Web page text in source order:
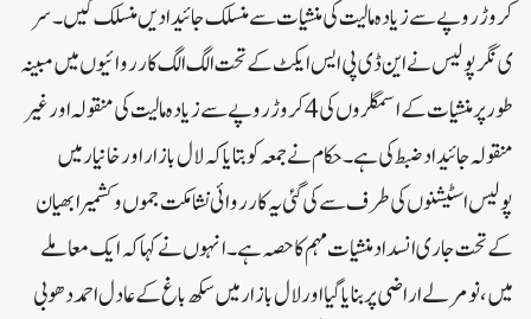
کروڑ روپے سے زیادہ مالیت کی منشیات سے منسلک جائیدادیں منسلک کیں۔سر
ی نگر پولیس نے این ڈی پی ایس ایکٹ کے تحت الگ الگ کارروائیوں میں مبینہ
طور پر منشیات کے اسمگلروں کی 4 کروڑ روپے سے زیادہ مالیت کی منقولہ اور غیر
منقولہ جائیداد ضبط کی ہے۔حکام نے جمعہ کو بتایاکہ لال بازار اور خانیار میں
پولیس اسٹیشنوں کی طرف سے کی گئی یہ کارروائی نشا مکت جموں و کشمیر ابھیان
کے تحت جاری انسداد منشیات مہم کا حصہ ہے۔انہوں نے کہا کہ ایک معاملے
میں، نو مرلے اراضی پر بنایا گیا اور لال بازار میں سکھ باغ کے عادل احمد دھوبی